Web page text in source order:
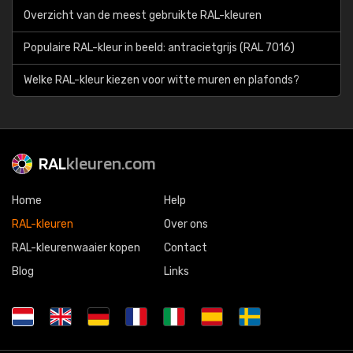
Overzicht van de meest gebruikte RAL-kleuren
Populaire RAL-kleur in beeld: antracietgrijs (RAL 7016)
Welke RAL-kleur kiezen voor witte muren en plafonds?
RALkleuren.com
Home
RAL-kleuren
RAL-kleurenwaaier kopen
Blog
Help
Over ons
Contact
Links